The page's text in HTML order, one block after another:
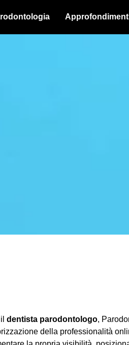
ildentista parodontologo,
della professionalità